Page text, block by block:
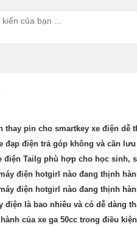
thay pin cho smartkey xe điện dễ
đạp điện trả góp không và cần
điện Tailg phù hợp cho học sinh,
điện hotgirl nào đang thịnh
điện hotgirl nào đang thịnh
điện là bao nhiêu và có dễ dàng
của xe ga 50cc trong điều